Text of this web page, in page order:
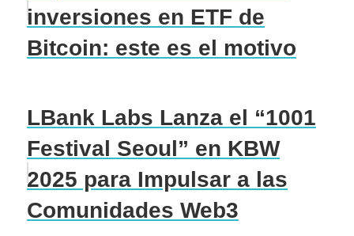
inversiones en ETF de
Bitcoin: este es el motivo
LBank Labs Lanza el “1001
Festival Seoul” en KBW
2025 para Impulsar a las
Comunidades Web3